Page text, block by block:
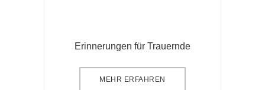
Erinnerungen für Trauernde
MEHR ERFAHREN